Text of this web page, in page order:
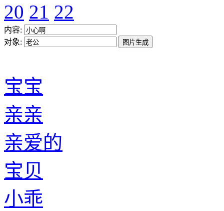
20 21 22
内容:
对象:
宝宝
亲亲
亲爱的
宝贝
小乖